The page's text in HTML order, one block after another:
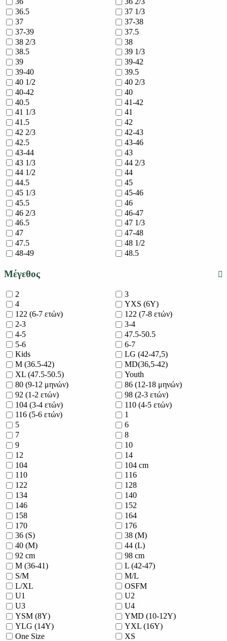
36.5
37 1/3
37
37-38
37-39
37.5
38 2/3
38
38.5
39 1/3
39
39-42
39-40
39.5
40 1/2
40 2/3
40-42
40
40.5
41-42
41 1/3
41
41.5
42
42 2/3
42-43
42.5
43-46
43-44
43
43 1/3
44 2/3
44 1/2
44
44.5
45
45 1/3
45-46
45.5
46
46 2/3
46-47
46.5
47 1/3
47
47-48
47.5
48 1/2
48-49
48.5
Μέγεθος
2
3
4
YXS (6Y)
122 (6-7 ετών)
122 (7-8 ετών)
2-3
3-4
4-5
47.5-50.5
5-6
6-7
Kids
LG (42-47,5)
M (36.5-42)
MD(36,5-42)
XL (47.5-50.5)
Youth
80 (9-12 μηνών)
86 (12-18 μηνών)
92 (1-2 ετών)
98 (2-3 ετών)
104 (3-4 ετών)
110 (4-5 ετών)
116 (5-6 ετών)
1
5
6
7
8
9
10
12
14
104
104 cm
110
116
122
128
134
140
146
152
158
164
170
176
36 (S)
38 (M)
40 (M)
44 (L)
92 cm
98 cm
M (36-41)
L (42-47)
S/M
M/L
L/XL
OSFM
U1
U2
U3
U4
YSM (8Y)
YMD (10-12Y)
YLG (14Y)
YXL (16Y)
One Size
XS